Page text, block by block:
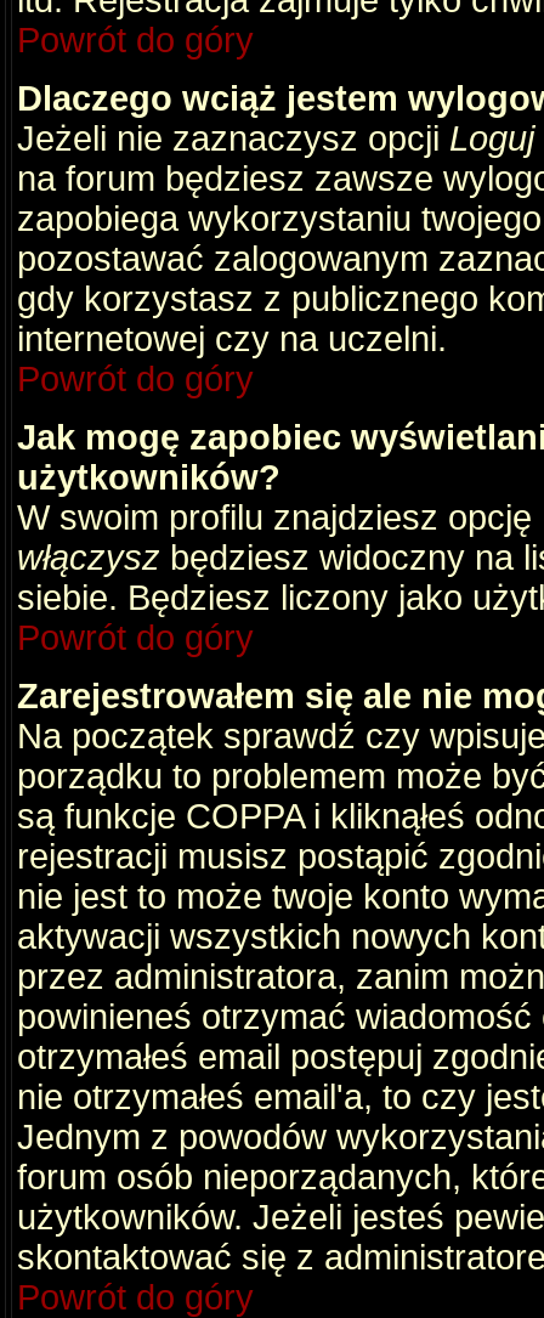
Powrót do góry
Dlaczego wciąż jestem
Jeżeli nie zaznaczysz opcji
na forum będziesz zawsze
zapobiega wykorzystaniu
pozostawać zalogowanym
gdy korzystasz z publicznego
internetowej czy na uczelni.
Powrót do góry
Jak mogę zapobiec
użytkowników?
W swoim profilu znajdziesz opcję
włączysz będziesz widoczny na
siebie. Będziesz liczony jako
Powrót do góry
Zarejestrowałem się ale nie
Na początek sprawdź czy
porządku to problemem może
są funkcje COPPA i kliknąłeś
rejestracji musisz postąpić
nie jest to może twoje konto
aktywacji wszystkich nowych
przez administratora, zanim
powinieneś otrzymać
otrzymałeś email postępuj
nie otrzymałeś email'a, to czy
Jednym z powodów
forum osób nieporządanych,
użytkowników. Jeżeli jesteś
skontaktować się z
Powrót do góry